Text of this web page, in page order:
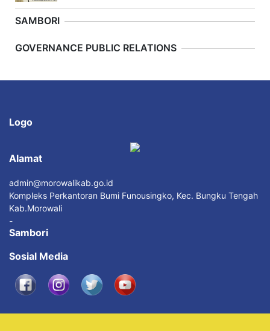
SAMBORI
Previous
GOVERNANCE PUBLIC RELATIONS
Logo
Alamat
admin@morowalikab.go.id
Kompleks Perkantoran Bumi Funousingko, Kec. Bungku Tengah
Kab.Morowali
-
Sambori
Sosial Media